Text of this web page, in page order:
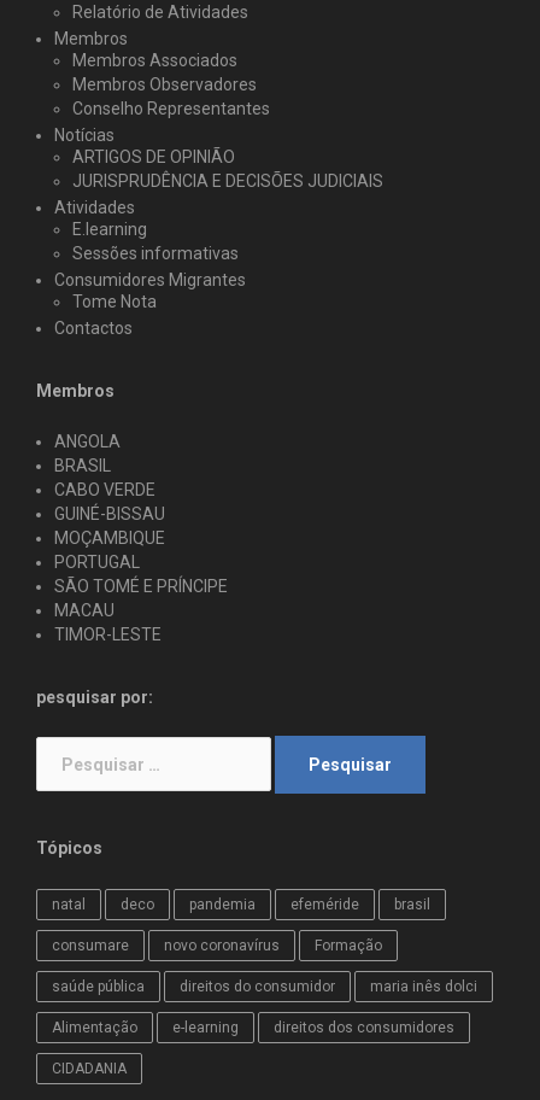
Relatório de Atividades
Membros
Membros Associados
Membros Observadores
Conselho Representantes
Notícias
ARTIGOS DE OPINIÃO
JURISPRUDÊNCIA E DECISÕES JUDICIAIS
Atividades
E.learning
Sessões informativas
Consumidores Migrantes
Tome Nota
Contactos
Membros
ANGOLA
BRASIL
CABO VERDE
GUINÉ-BISSAU
MOÇAMBIQUE
PORTUGAL
SÃO TOMÉ E PRÍNCIPE
MACAU
TIMOR-LESTE
pesquisar por:
por:
Tópicos
natal deco pandemia efeméride brasil
consumare novo coronavírus Formação
saúde pública direitos do consumidor maria inês dolci
Alimentação e-learning direitos dos consumidores
CIDADANIA